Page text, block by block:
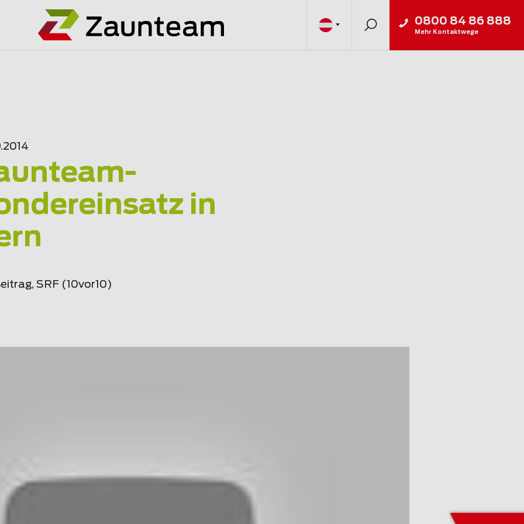
0800 84 86 888
Mehr Kontaktwege
in
SRF (10vor10)